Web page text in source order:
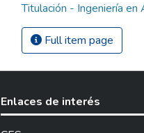
Titulación - Ingeniería en
Full item page
Enlaces de interés